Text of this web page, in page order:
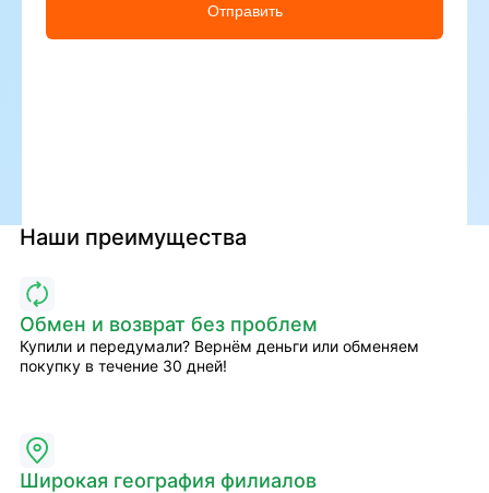
Отправить
Наши преимущества
Обмен и возврат без проблем
Купили и передумали? Вернём деньги или обменяем
покупку в течение 30 дней!
Широкая география филиалов